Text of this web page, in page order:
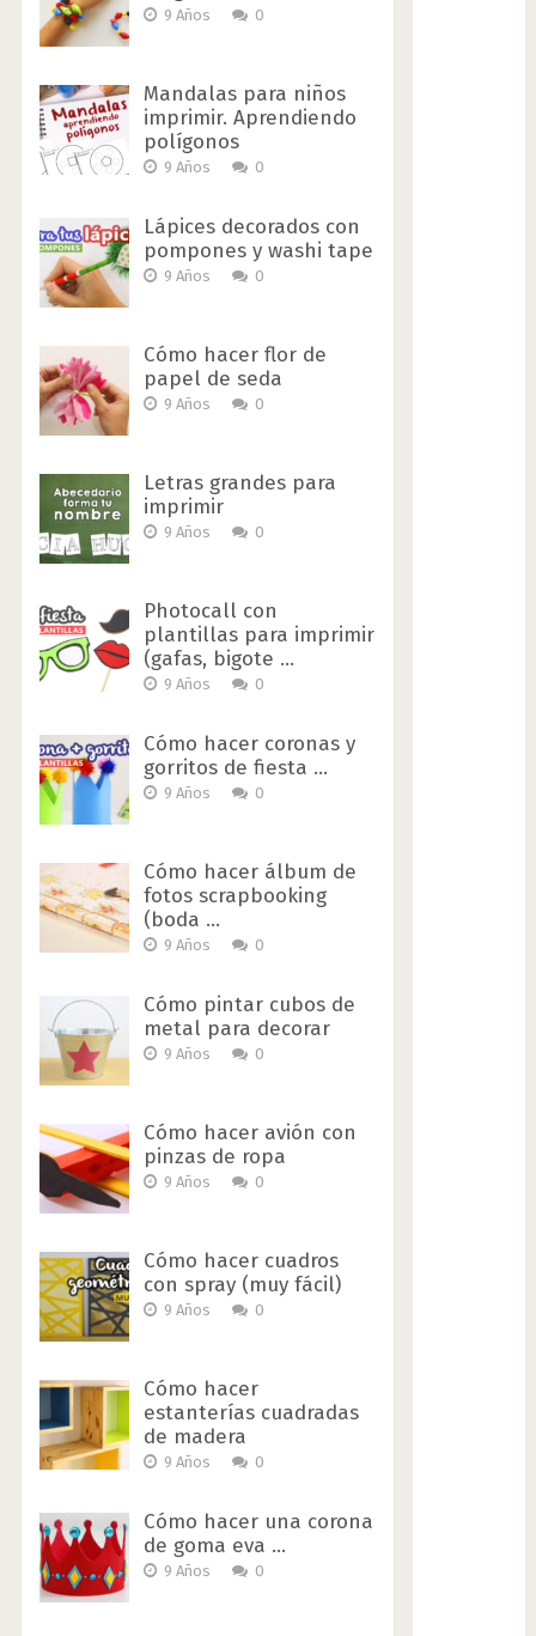
9 Años 0
Mandalas para niños
imprimir. Aprendiendo
polígonos
9 Años 0
Lápices decorados con
pompones y washi tape
9 Años 0
Cómo hacer flor de
papel de seda
9 Años 0
Letras grandes para
imprimir
9 Años 0
Photocall con
plantillas para imprimir
(gafas, bigote …
9 Años 0
Cómo hacer coronas y
gorritos de fiesta …
9 Años 0
Cómo hacer álbum de
fotos scrapbooking
(boda …
9 Años 0
Cómo pintar cubos de
metal para decorar
9 Años 0
Cómo hacer avión con
pinzas de ropa
9 Años 0
Cómo hacer cuadros
con spray (muy fácil)
9 Años 0
Cómo hacer
estanterías cuadradas
de madera
9 Años 0
Cómo hacer una corona
de goma eva …
9 Años 0